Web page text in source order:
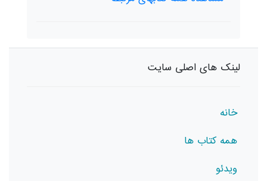
لینک های اصلی سایت
خانه
همه کتاب ها
ویدئو